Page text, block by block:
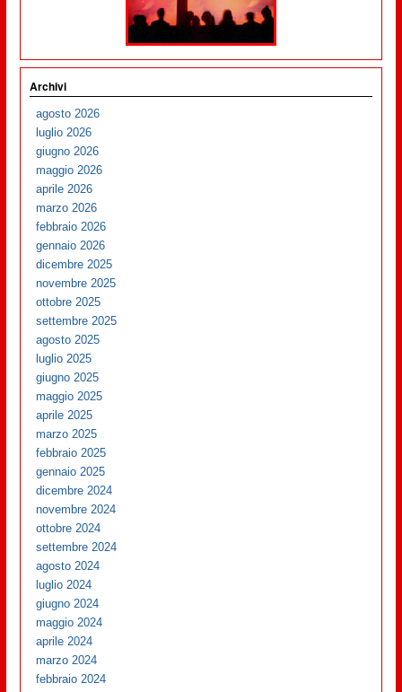
Archivi
agosto 2026
luglio 2026
giugno 2026
maggio 2026
aprile 2026
marzo 2026
febbraio 2026
gennaio 2026
dicembre 2025
novembre 2025
ottobre 2025
settembre 2025
agosto 2025
luglio 2025
giugno 2025
maggio 2025
aprile 2025
marzo 2025
febbraio 2025
gennaio 2025
dicembre 2024
novembre 2024
ottobre 2024
settembre 2024
agosto 2024
luglio 2024
giugno 2024
maggio 2024
aprile 2024
marzo 2024
febbraio 2024